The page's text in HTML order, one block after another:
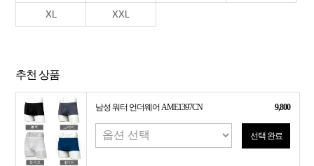
XL XXL
추천 상품
남성 워터 언더웨어 AME1397CN 9,800
선택 완료